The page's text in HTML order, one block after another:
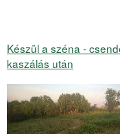
Készül a széna -
kaszálás után